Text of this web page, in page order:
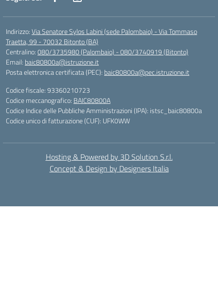
Indirizzo:Via Senatore Sylos Labini (sede Palombaio) - Via Tommaso
Traetta, 99 - 70032 Bitonto (BA)
Centralino:080/3735980 (Palombaio) - 080/3740919 (Bitonto)
Email: baic80800a@istruzione.it
Posta elettronica certificata (PEC): baic80800a@pec.istruzione.it
Codice fiscale: 93360210723
Codice meccanografico: BAIC80800A
Codice Indice delle Pubbliche Amministrazioni (IPA): istsc_baic80800a
Codice unico di fatturazione (CUF): UFK0WW
Hosting & Powered by 3D Solution S.r.l.
Concept & Design by Designers Italia